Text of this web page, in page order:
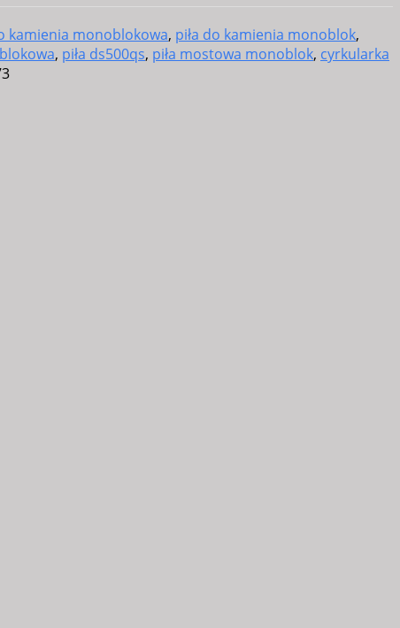
kamienia monoblokowa, piła do kamienia monoblok,
, piła ds500qs, piła mostowa monoblok, cyrkularka